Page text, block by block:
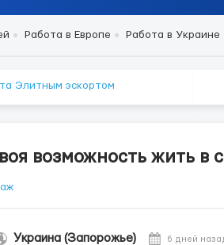
Работа в Европе Работа в Украине
Элитным эскортом
возможность жить в
Украина (Запорожье) 6 дней